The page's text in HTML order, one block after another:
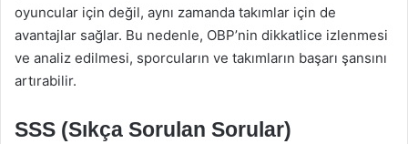
oyuncular için değil, aynı zamanda takımlar için de
avantajlar sağlar. Bu nedenle, OBP’nin dikkatlice izlenmesi
ve analiz edilmesi, sporcuların ve takımların başarı şansını
artırabilir.
SSS (Sıkça Sorulan Sorular)